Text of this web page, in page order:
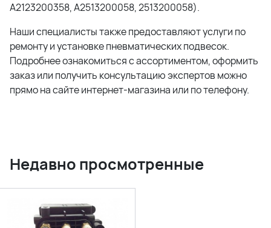
A2123200358, A2513200058, 2513200058).
Наши специалисты также предоставляют услуги по
ремонту и установке пневматических подвесок.
Подробнее ознакомиться с ассортиментом, оформить
заказ или получить консультацию экспертов можно
прямо на сайте интернет-магазина или по телефону.
Недавно просмотренные